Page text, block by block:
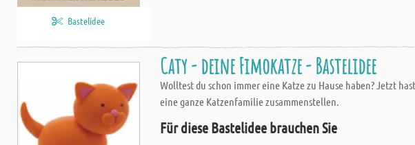
Bastelidee
Caty - deine Fimokatze - Bastelidee
Wolltest du schon immer eine Katze zu Hause haben? Jetzt
eine ganze Katzenfamilie zusammenstellen.
Für diese Bastelidee brauchen Sie